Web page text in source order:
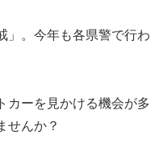
」。今年も各県警で行わ
カーを見かける機会が多
せんか？